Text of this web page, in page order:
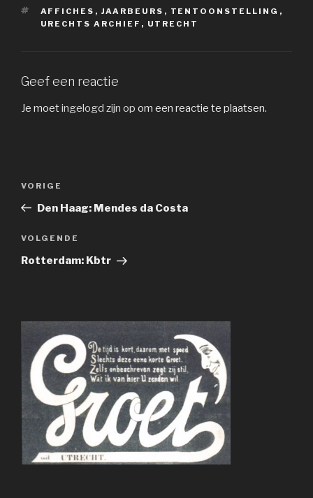
TAGS
AFFICHES , JAARBEURS , TENTOONSTELLING ,
URECHTS ARCHIEF , UTRECHT
Geef een reactie
Je moetingelogd zijn op om een reactie te plaatsen.
Vorig
bericht
VORIGE
Den Haag: Mendes da Costa
Volgend
bericht
VOLGENDE
Rotterdam: Kbtr